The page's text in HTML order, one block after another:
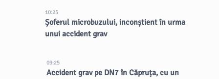
10:25
Șoferul microbuzului, inconștient în urma
unui accident grav
09:25
Accident grav pe DN7 în Căpruța, cu un